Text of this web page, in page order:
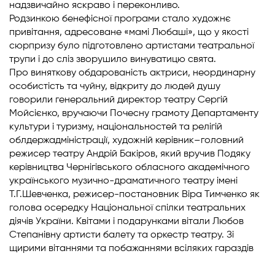
надзвичайно яскраво і переконливо.
Родзинкою бенефісної програми стало художнє
привітання, адресоване «мамі Любаші», що у якості
сюрпризу було підготовлено артистами театральної
трупи і до сліз зворушило винуватицю свята.
Про виняткову обдарованість актриси, неординарну
особистість та чуйну, відкриту до людей душу
говорили генеральний директор театру Сергій
Мойсієнко, вручаючи Почесну грамоту Департаменту
культури і туризму, національностей та релігій
облдержадміністрації, художній керівник–головний
режисер театру Андрій Бакіров, який вручив Подяку
керівництва Чернігівського обласного академічного
українського музично-драматичного театру імені
Т.Г.Шевченка, режисер-постановник Віра Тимченко як
голова осередку Національної спілки театральних
діячів України. Квітами і подарунками вітали Любов
Степанівну артисти балету та оркестр театру. Зі
щирими вітаннями та побажаннями всіляких гараздів